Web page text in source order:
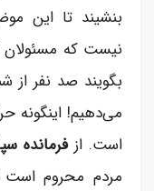
بنشیند تا این
نیست که مسئولان
بگویند صد نفر
می‌دهیم! اینگونه
است. ازفرمانده
مردم محروم است